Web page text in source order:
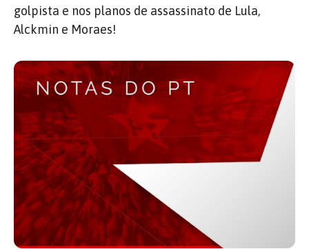
golpista e nos planos de assassinato de Lula,
Alckmin e Moraes!